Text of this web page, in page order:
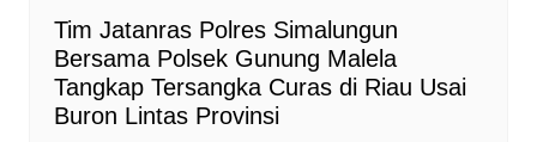
Tim Jatanras Polres Simalungun
Bersama Polsek Gunung Malela
Tangkap Tersangka Curas di Riau Usai
Buron Lintas Provinsi